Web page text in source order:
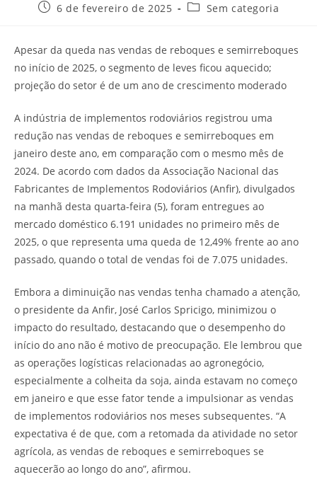
6 de fevereiro de 2025 Sem categoria
Apesar da queda nas vendas de reboques e semirreboques
no início de 2025, o segmento de leves ficou aquecido;
projeção do setor é de um ano de crescimento moderado
A indústria de implementos rodoviários registrou uma
redução nas vendas de reboques e semirreboques em
janeiro deste ano, em comparação com o mesmo mês de
2024. De acordo com dados da Associação Nacional das
Fabricantes de Implementos Rodoviários (Anfir), divulgados
na manhã desta quarta-feira (5), foram entregues ao
mercado doméstico 6.191 unidades no primeiro mês de
2025, o que representa uma queda de 12,49% frente ao ano
passado, quando o total de vendas foi de 7.075 unidades.
Embora a diminuição nas vendas tenha chamado a atenção,
o presidente da Anfir, José Carlos Spricigo, minimizou o
impacto do resultado, destacando que o desempenho do
início do ano não é motivo de preocupação. Ele lembrou que
as operações logísticas relacionadas ao agronegócio,
especialmente a colheita da soja, ainda estavam no começo
em janeiro e que esse fator tende a impulsionar as vendas
de implementos rodoviários nos meses subsequentes. “A
expectativa é de que, com a retomada da atividade no setor
agrícola, as vendas de reboques e semirreboques se
aquecerão ao longo do ano”, afirmou.